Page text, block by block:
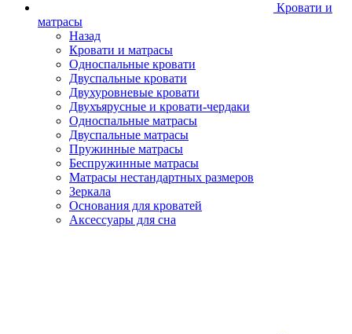
Кровати и
матрасы
Назад
Кровати и матрасы
Односпальные кровати
Двуспальные кровати
Двухуровневые кровати
Двухъярусные и кровати-чердаки
Односпальные матрасы
Двуспальные матрасы
Пружинные матрасы
Беспружинные матрасы
Матрасы нестандартных размеров
Зеркала
Основания для кроватей
Аксессуары для сна